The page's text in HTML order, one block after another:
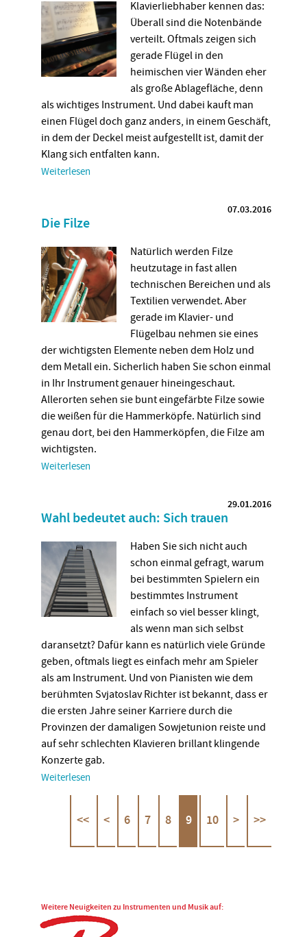
Klavierliebhaber kennen das:
Überall sind die Notenbände
verteilt. Oftmals zeigen sich
gerade Flügel in den
heimischen vier Wänden eher
als große Ablagefläche, denn
als wichtiges Instrument. Und dabei kauft man
einen Flügel doch ganz anders, in einem Geschäft,
in dem der Deckel meist aufgestellt ist, damit der
Klang sich entfalten kann.
Weiterlesen
07.03.2016
Die Filze
Natürlich werden Filze
heutzutage in fast allen
technischen Bereichen und als
Textilien verwendet. Aber
gerade im Klavier- und
Flügelbau nehmen sie eines
der wichtigsten Elemente neben dem Holz und
dem Metall ein. Sicherlich haben Sie schon einmal
in Ihr Instrument genauer hineingeschaut.
Allerorten sehen sie bunt eingefärbte Filze sowie
die weißen für die Hammerköpfe. Natürlich sind
genau dort, bei den Hammerköpfen, die Filze am
wichtigsten.
Weiterlesen
29.01.2016
Wahl bedeutet auch: Sich trauen
Haben Sie sich nicht auch
schon einmal gefragt, warum
bei bestimmten Spielern ein
bestimmtes Instrument
einfach so viel besser klingt,
als wenn man sich selbst
daransetzt? Dafür kann es natürlich viele Gründe
geben, oftmals liegt es einfach mehr am Spieler
als am Instrument. Und von Pianisten wie dem
berühmten Svjatoslav Richter ist bekannt, dass er
die ersten Jahre seiner Karriere durch die
Provinzen der damaligen Sowjetunion reiste und
auf sehr schlechten Klavieren brillant klingende
Konzerte gab.
Weiterlesen
<< < 6 7 8 9 10 > >>
Weitere Neuigkeiten zu Instrumenten und Musik auf: